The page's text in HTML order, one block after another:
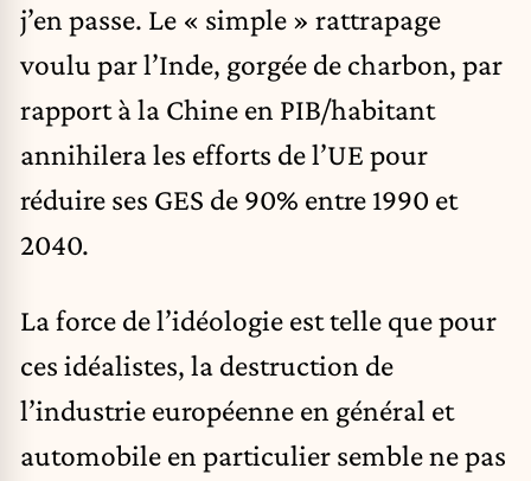
j’en passe. Le « simple » rattrapage
voulu par l’Inde, gorgée de charbon, par
rapport à la Chine en PIB/habitant
annihilera les efforts de l’UE pour
réduire ses GES de 90% entre 1990 et
2040.
La force de l’idéologie est telle que pour
ces idéalistes, la destruction de
l’industrie européenne en général et
automobile en particulier semble ne pas